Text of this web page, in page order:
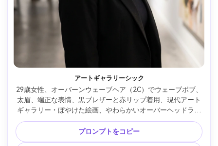
アートギャラリーシック
29歳女性、オーバーンウェーブヘア（2C）でウェーブボブ、
太眉、端正な表情、黒ブレザーと赤リップ着用、現代アート
ギャラリー・ぼやけた絵画、やわらかいオーバーヘッドライ
トとサイドキー、Fujifilm X-T5・56mm f/1.2、浅い被写界深
度、半身フレーミング、3/4ポーズ、雰囲気：文化的でスタ
イリッシュ、リアルな肌、定義された髪束、高解像度、シャ
プロンプトをコピー